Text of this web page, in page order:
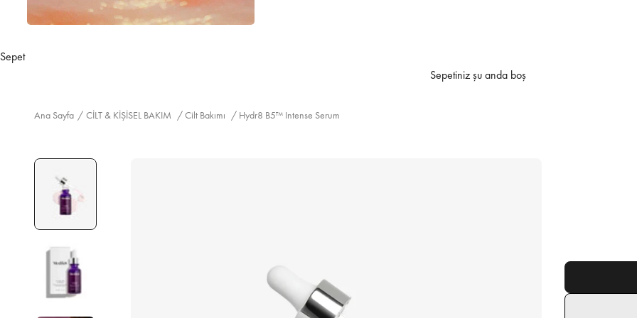
Sepet
Sepetiniz şu anda boş
Ana Sayfa / CİLT & KİŞİSEL BAKIM /Cilt Bakımı / Hydr8 B5™ Intense Serum